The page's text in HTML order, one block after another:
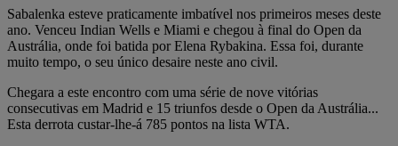
Sabalenka esteve praticamente imbatível nos primeiros meses deste
ano. Venceu Indian Wells e Miami e chegou à final do Open da
Austrália, onde foi batida por Elena Rybakina. Essa foi, durante
muito tempo, o seu único desaire neste ano civil.
Chegara a este encontro com uma série de nove vitórias
consecutivas em Madrid e 15 triunfos desde o Open da Austrália...
Esta derrota custar-lhe-á 785 pontos na lista WTA.